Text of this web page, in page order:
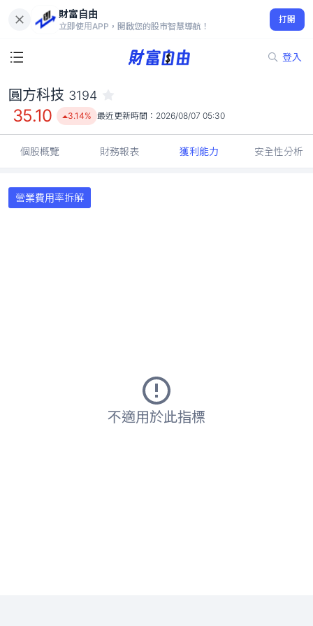
財富自由
立即使用APP，開啟您的股市智慧導航！
打開
登入
35.10
3.14%
圓方科技 3194
35.10 3.14% 最近更新時間： 2026/08/07 05:30
個股概覽 財務報表 獲利能力 安全性分析
營業費用率拆解
不適用於此指標